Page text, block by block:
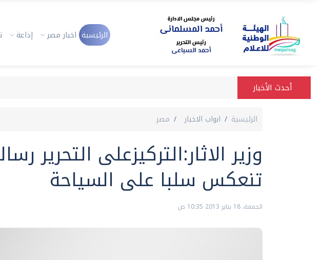
الرئيسية اخبار مصر إذاعة
أحدث الأخبار
الرئيسية ابواب الاخبار مصر
وزير الاثار:التركيزعلى التحرير
تنعكس سلبا على السياحة
الجمعة، 18 يناير 2013 10:35 ص